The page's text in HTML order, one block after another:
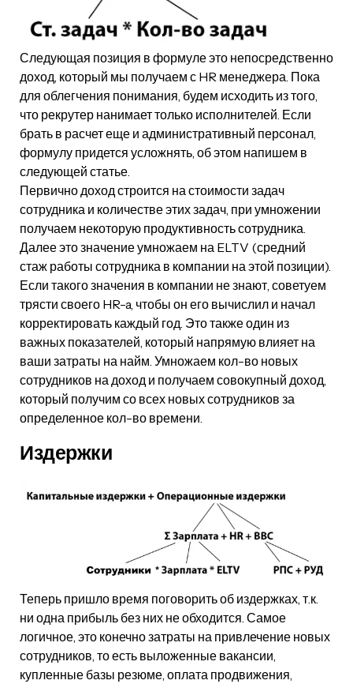
Следующая позиция в формуле это непосредственно
доход, который мы получаем с HR менеджера. Пока
для облегчения понимания, будем исходить из того,
что рекрутер нанимает только исполнителей. Если
брать в расчет еще и административный персонал,
формулу придется усложнять, об этом напишем в
следующей статье.
Первично доход строится на стоимости задач
сотрудника и количестве этих задач, при умножении
получаем некоторую продуктивность сотрудника.
Далее это значение умножаем на ELTV (средний
стаж работы сотрудника в компании на этой позиции).
Если такого значения в компании не знают, советуем
трясти своего HR-a, чтобы он его вычислил и начал
корректировать каждый год. Это также один из
важных показателей, который напрямую влияет на
ваши затраты на найм. Умножаем кол-во новых
сотрудников на доход и получаем совокупный доход,
который получим со всех новых сотрудников за
определенное кол-во времени.
Издержки
Теперь пришло время поговорить об издержках, т.к.
ни одна прибыль без них не обходится. Самое
логичное, это конечно затраты на привлечение новых
сотрудников, то есть выложенные вакансии,
купленные базы резюме, оплата продвижения,